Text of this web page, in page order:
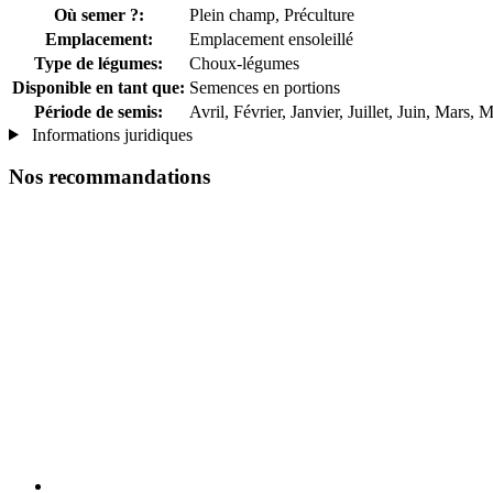
Où semer ?:
Plein champ, Préculture
Emplacement:
Emplacement ensoleillé
Type de légumes:
Choux-légumes
Disponible en tant que: Semences en portions
Période de semis:
Avril, Février, Janvier, Juillet, Juin, Mars,
Informations juridiques
Nos recommandations